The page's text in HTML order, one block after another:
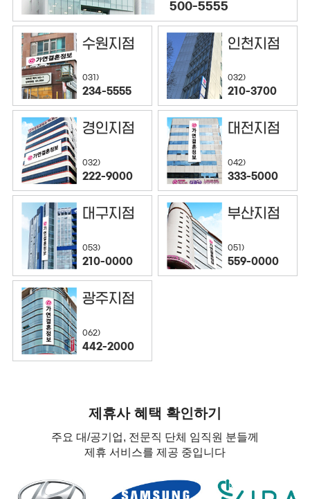
500-5555
수원지점
031)
234-5555
인천지점
032)
210-3700
경인지점
032)
222-9000
대전지점
042)
333-5000
대구지점
053)
210-0000
부산지점
051)
559-0000
광주지점
062)
442-2000
제휴사 혜택 확인하기
주요 대/공기업, 전문직 단체 임직원 분들께
제휴 서비스를 제공 중입니다